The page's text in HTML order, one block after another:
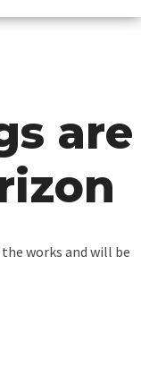
are
works and will be